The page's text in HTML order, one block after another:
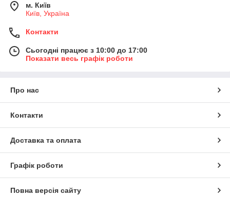
м. Київ
Київ, Україна
Контакти
Сьогодні працює з 10:00 до 17:00
Показати весь графік роботи
Про нас
Контакти
Доставка та оплата
Графік роботи
Повна версія сайту